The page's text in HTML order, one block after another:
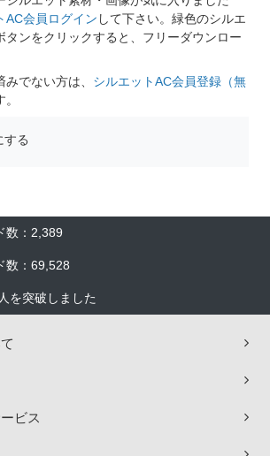
AC会員ログイン して下さい。緑色のシルエ
タンをクリックすると、フリーダウンロー
でない方は、 シルエットAC会員登録（無
する
数：2,389
数：69,528
を突破しました
ビス